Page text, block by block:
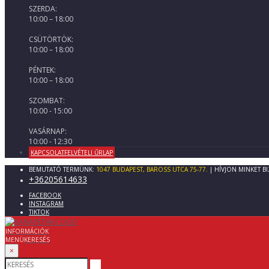
SZERDA:
10:00 – 18:00
CSÜTÖRTÖK:
10:00 – 18:00
PÉNTEK:
10:00 – 18:00
SZOMBAT:
10:00 - 15:00
VASÁRNAP:
10:00 - 12:30
KAPCSOLATFELVÉTELI ŰRLAP
BEMUTATÓ TERMÜNK: 1047 BUDAPEST, BAROSS UTCA 75-77. | HÍVJON MINKET
+36205614633
FACEBOOK
INSTAGRAM
TIKTOK
INFORMÁCIÓK
MENÜKERESÉS
×